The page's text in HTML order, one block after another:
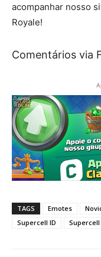
acompanhar nosso
Royale!
Comentários via
TAGS Emotes
Supercell ID
Supercell